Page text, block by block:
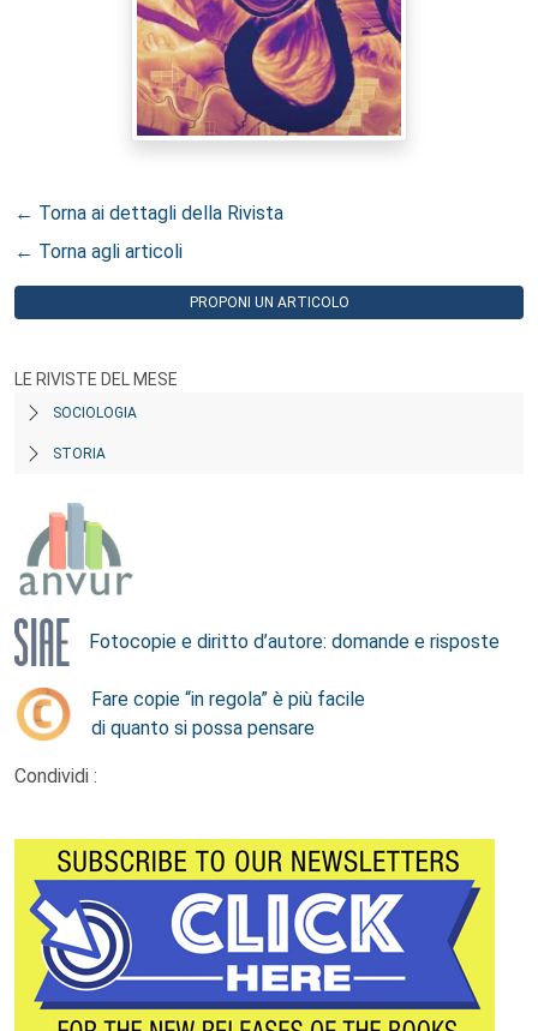
← Torna ai dettagli della Rivista
← Torna agli articoli
PROPONI UN ARTICOLO
LE RIVISTE DEL MESE
SOCIOLOGIA
STORIA
Fotocopie e diritto d’autore: domande e risposte
Fare copie “in regola” è più facile
di quanto si possa pensare
Condividi :